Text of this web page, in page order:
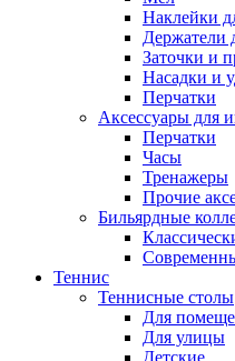
Наклейки
Держатели
Заточки и
Насадки и
Перчатки
Аксессуары для
Перчатки
Часы
Тренажеры
Прочие
Бильярдные
Теннис
Теннисные столы
Для
Для улицы